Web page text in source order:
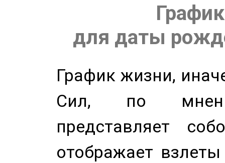
для даты
График жизни,
Сил, по
представляет
отображает